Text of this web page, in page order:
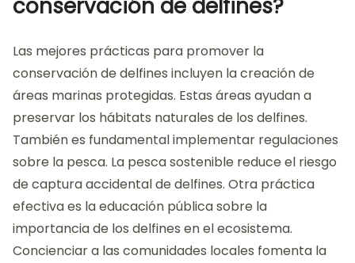
conservación de delfines?
Las mejores prácticas para promover la
conservación de delfines incluyen la creación de
áreas marinas protegidas. Estas áreas ayudan a
preservar los hábitats naturales de los delfines.
También es fundamental implementar regulaciones
sobre la pesca. La pesca sostenible reduce el riesgo
de captura accidental de delfines. Otra práctica
efectiva es la educación pública sobre la
importancia de los delfines en el ecosistema.
Concienciar a las comunidades locales fomenta la